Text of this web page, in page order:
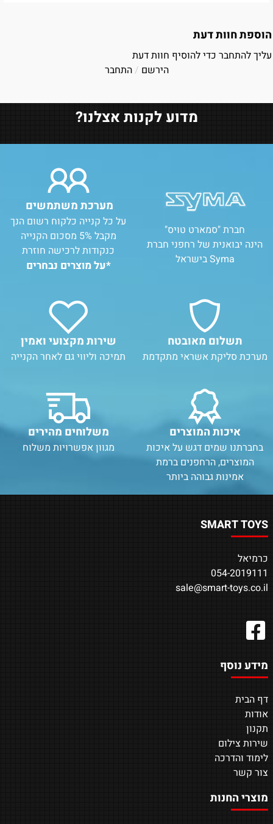
הוספת חוות דעת
עליך להתחבר כדי להוסיף חוות דעת
הירשם /התחבר
מדוע לקנות אצלנו?
חברת "סמארט טויס"
הינה יבואנית של רחפני חברת
Syma בישראל
מערכת משתמשים
על כל קנייה כלקוח רשום הנך
מקבל 5% מסכום הקנייה
כנקודות לרכישה חוזרת
*על מוצרים נבחרים
תשלום מאובטח
מערכת סליקת אשראי מתקדמת
שירות מקצועי ואמין
תמיכה וליווי גם לאחר הקנייה
איכות המוצרים
בחברתנו שמים דגש על איכות
המוצרים, הרחפנים ברמת
אמינות גבוהה ביותר
משלוחים מהירים
מגוון אפשרויות משלוח
SMART TOYS
כרמיאל
054-2019111
sale@smart-toys.co.il
מידע נוסף
דף הבית
אודות
תקנון
שירות צילום
לימוד והדרכה
צור קשר
מוצרי החנות